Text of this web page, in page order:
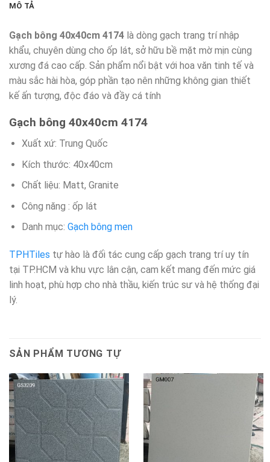
MÔ TẢ
Gạch bông 40x40cm 4174 là dòng gạch trang trí nhập
khẩu, chuyên dùng cho ốp lát, sở hữu bề mặt mờ mịn cùng
xương đá cao cấp. Sản phẩm nổi bật với hoa văn tinh tế và
màu sắc hài hòa, góp phần tạo nên những không gian thiết
kế ấn tượng, độc đáo và đầy cá tính
Gạch bông 40x40cm 4174
Xuất xứ: Trung Quốc
Kích thước: 40x40cm
Chất liệu: Matt, Granite
Công năng : ốp lát
Danh mục: Gạch bông men
TPHTiles tự hào là đối tác cung cấp gạch trang trí uy tín
tại TP.HCM và khu vực lân cận, cam kết mang đến mức giá
linh hoạt, phù hợp cho nhà thầu, kiến trúc sư và hệ thống đại
lý.
SẢN PHẨM TƯƠNG TỰ